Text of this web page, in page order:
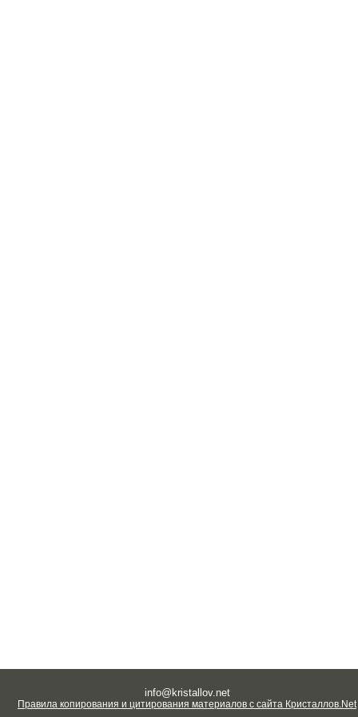
info@kristallov.net
Правила копирования и цитирования материалов с сайта Кристаллов.Net